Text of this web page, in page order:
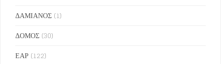
ΔΑΜΙΑΝΟΣ (1)
ΔΟΜΟΣ (30)
ΕΑΡ (122)